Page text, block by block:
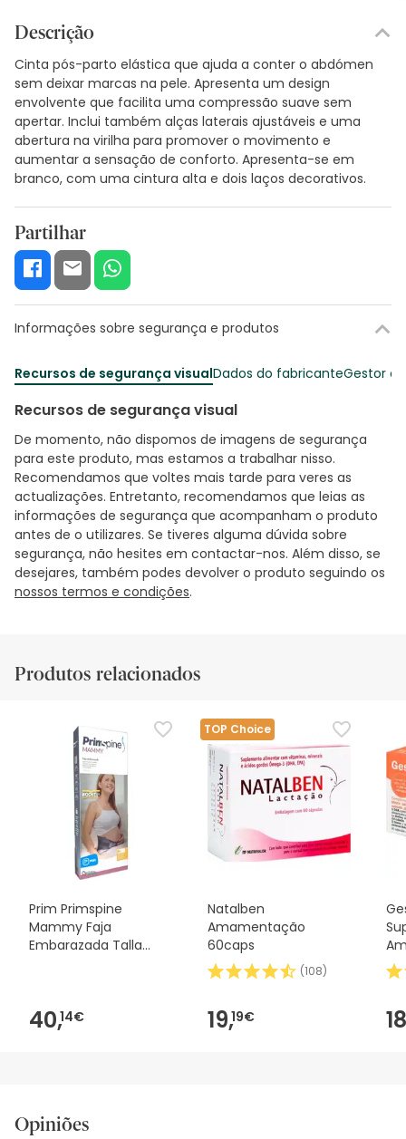
Descrição
Cinta pós-parto elástica que ajuda a conter o abdómen
sem deixar marcas na pele. Apresenta um design
envolvente que facilita uma compressão suave sem
apertar. Inclui também alças laterais ajustáveis e uma
abertura na virilha para promover o movimento e
aumentar a sensação de conforto. Apresenta-se em
branco, com uma cintura alta e dois laços decorativos.
Partilhar
Informações sobre segurança e produtos
Recursos de segurança visualDados do fabricanteGestor
Recursos de segurança visual
De momento, não dispomos de imagens de segurança
para este produto, mas estamos a trabalhar nisso.
Recomendamos que voltes mais tarde para veres as
actualizações. Entretanto, recomendamos que leias as
informações de segurança que acompanham o produto
antes de o utilizares. Se tiveres alguma dúvida sobre
segurança, não hesites em contactar-nos. Além disso, se
desejares, também podes devolver o produto seguindo os
nossos termos e condições.
Produtos relacionados
Prim Primspine
Mammy Faja
Embarazada Talla
40,14€
TOP Choice
Natalben
Amamentação
60caps
(108)
19,19€
Opiniões